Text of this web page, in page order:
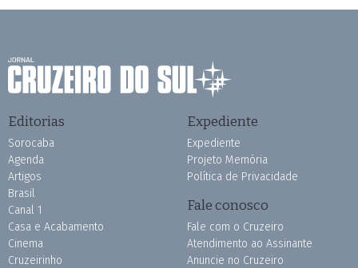
Editorias
Sorocaba
Agenda
Artigos
Brasil
Canal 1
Casa e Acabamento
Cinema
Cruzeirinho
Expediente
Expediente
Projeto Memória
Política de Privacidade
Fale conosco
Fale com o Cruzeiro
Atendimento ao Assinante
Anuncie no Cruzeiro